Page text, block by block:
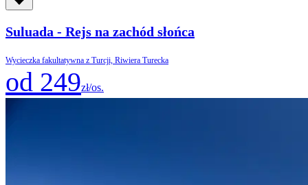
Suluada - Rejs na zachód słońca
Wycieczka fakultatywna z Turcji, Riwiera Turecka
od 249zł/os.